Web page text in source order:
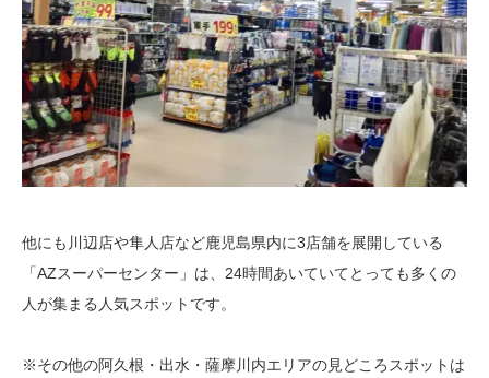
他にも川辺店や隼人店など鹿児島県内に3店舗を展開している
「AZスーパーセンター」は、24時間あいていてとっても多くの
人が集まる人気スポットです。
※その他の阿久根・出水・薩摩川内エリアの見どころスポットは